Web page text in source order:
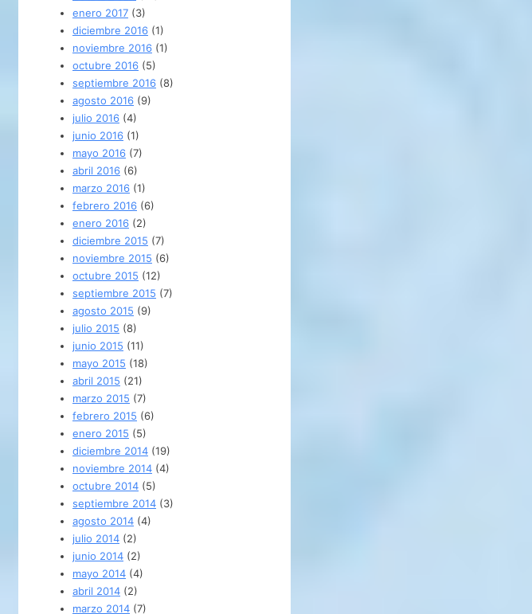
enero 2017 (3)
diciembre 2016 (1)
noviembre 2016 (1)
octubre 2016 (5)
septiembre 2016 (8)
agosto 2016 (9)
julio 2016 (4)
junio 2016 (1)
mayo 2016 (7)
abril 2016 (6)
marzo 2016 (1)
febrero 2016 (6)
enero 2016 (2)
diciembre 2015 (7)
noviembre 2015 (6)
octubre 2015 (12)
septiembre 2015 (7)
agosto 2015 (9)
julio 2015 (8)
junio 2015 (11)
mayo 2015 (18)
abril 2015 (21)
marzo 2015 (7)
febrero 2015 (6)
enero 2015 (5)
diciembre 2014 (19)
noviembre 2014 (4)
octubre 2014 (5)
septiembre 2014 (3)
agosto 2014 (4)
julio 2014 (2)
junio 2014 (2)
mayo 2014 (4)
abril 2014 (2)
marzo 2014 (7)